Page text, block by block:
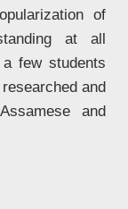
of
at all
few students
and
and